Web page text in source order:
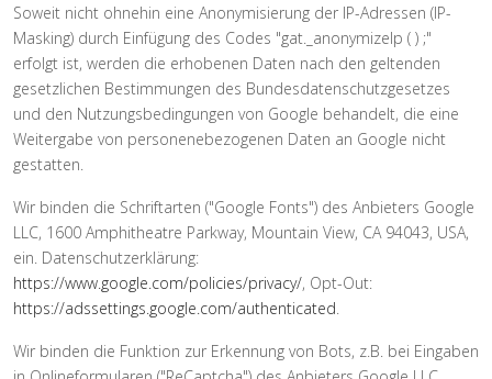
Soweit nicht ohnehin eine Anonymisierung der IP-Adressen (IP-
Masking) durch Einfügung des Codes "gat._anonymizeIp ( ) ;"
erfolgt ist, werden die erhobenen Daten nach den geltenden
gesetzlichen Bestimmungen des Bundesdatenschutzgesetzes
und den Nutzungsbedingungen von Google behandelt, die eine
Weitergabe von personenebezogenen Daten an Google nicht
gestatten.
Wir binden die Schriftarten ("Google Fonts") des Anbieters Google
LLC, 1600 Amphitheatre Parkway, Mountain View, CA 94043, USA,
ein. Datenschutzerklärung:
https://www.google.com/policies/privacy/, Opt-Out:
https://adssettings.google.com/authenticated
Wir binden die Funktion zur Erkennung von Bots, z.B. bei Eingaben